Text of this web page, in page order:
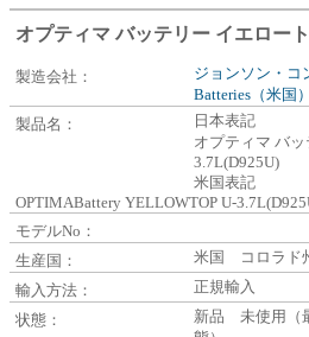
オプティマ バッテリー イエロー
製造会社：
ジョンソン・コ
Batteries（米国）
製品名：
日本表記
オプティマ バ
3.7L(D925U)
米国表記
OPTIMABattery YELLOWTOP U-
モデルNo：
生産国：
米国 コロラド
輸入方法：
正規輸入
状態：
新品 未使用（